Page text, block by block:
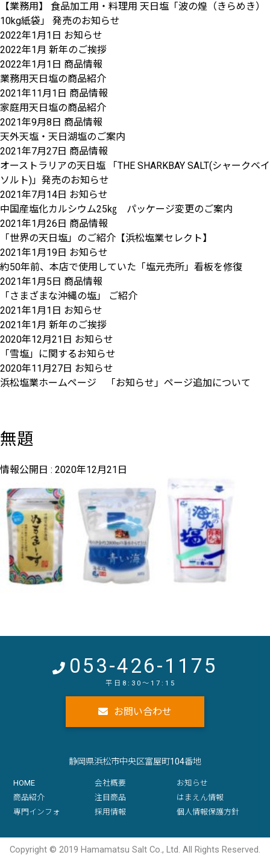
【業務用】 食品加工用・料理用 天日塩「波の煌（きらめき）
10kg紙袋」 発売のお知らせ
2022年1月1日 お知らせ
2022年1月 新年のご挨拶
2022年1月1日 商品情報
業務用天日塩の商品紹介
2021年11月1日 商品情報
家庭用天日塩の商品紹介
2021年9月8日 商品情報
天外天塩・天日湖塩のご案内
2021年7月27日 商品情報
オーストラリアの天日塩 「THE SHARKBAY SALT(シャークベイ
ソルト)」発売のお知らせ
2021年7月14日 お知らせ
中国産塩化カルシウム25㎏ パッケージ変更のご案内
2021年1月26日 商品情報
「世界の天日塩」のご紹介【浜松塩業セレクト】
2021年1月19日 お知らせ
約50年前、本店で使用していた「塩元売所」看板を修復
2021年1月5日 商品情報
「さまざまな沖縄の塩」 ご紹介
2021年1月1日 お知らせ
2021年1月 新年のご挨拶
2020年12月21日 お知らせ
「雪塩」に関するお知らせ
2020年11月27日 お知らせ
浜松塩業ホームページ 「お知らせ」ページ追加について
無題
情報公開日 : 2020年12月21日
静岡県浜松市中央区富屋町104番地
053-426-1175
お問い合わせ
HOME 会社概要
お知らせ
商品紹介
注目商品
はまえん情報
専門インフォ
採用情報 個人情報保護方針
Copyright © 2019 Hamamatsu Salt Co., Ltd. All Rights Reserved.